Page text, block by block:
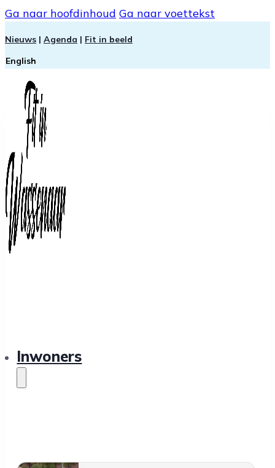
Ga naar hoofdinhoud Ga naar voettekst
Nieuws | Agenda | Fit in beeld
English
Inwoners